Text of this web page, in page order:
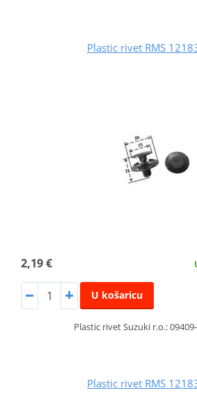
Plastic rivet RMS
2,19 €
U košaricu
Plastic rivet Suzuki r.o.:
Plastic rivet RMS